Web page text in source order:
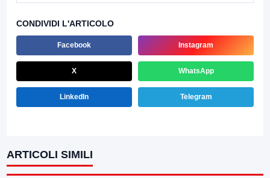
CONDIVIDI L'ARTICOLO
Facebook Instagram
X WhatsApp
LinkedIn Telegram
ARTICOLI SIMILI